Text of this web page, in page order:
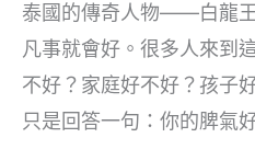
泰國的傳奇人物——白龍
凡事就會好。很多人來到
不好？家庭好不好？孩子
只是回答一句：你的脾氣